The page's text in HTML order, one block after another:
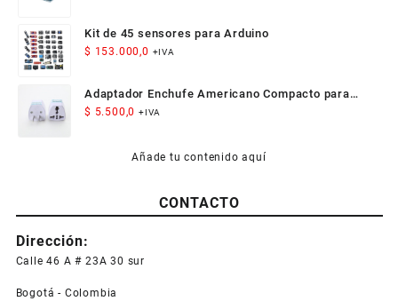
Kit de 45 sensores para Arduino
$ 153.000,0 +IVA
Adaptador Enchufe Americano Compacto para
Viaje
$ 5.500,0 +IVA
Añade tu contenido aquí
CONTACTO
Dirección:
Calle 46 A # 23A 30 sur
Bogotá - Colombia